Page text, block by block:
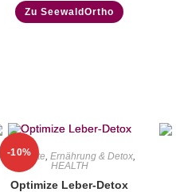
Zu SeewaldOrtho
-10%
Angebote ,Ernährung & Detox
HEALTH
Optimize Leber-Detox